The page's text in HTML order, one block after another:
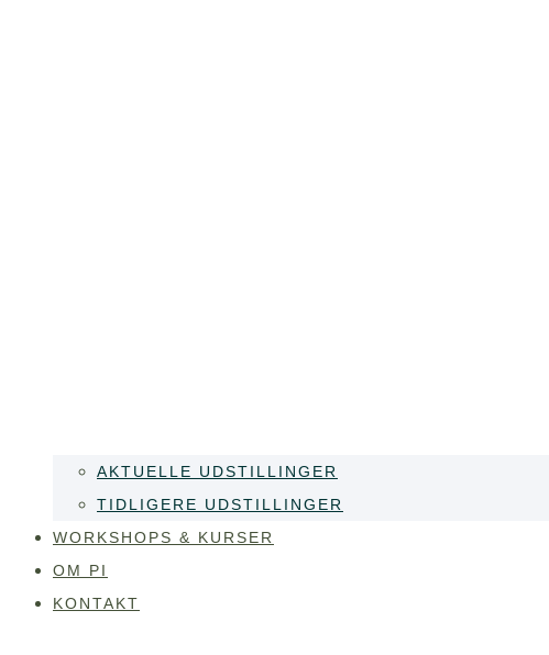
AKTUELLE UDSTILLINGER
TIDLIGERE UDSTILLINGER
WORKSHOPS & KURSER
OM PI
KONTAKT